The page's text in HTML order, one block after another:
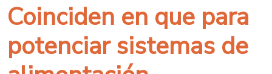
Coinciden en que para
potenciar sistemas de